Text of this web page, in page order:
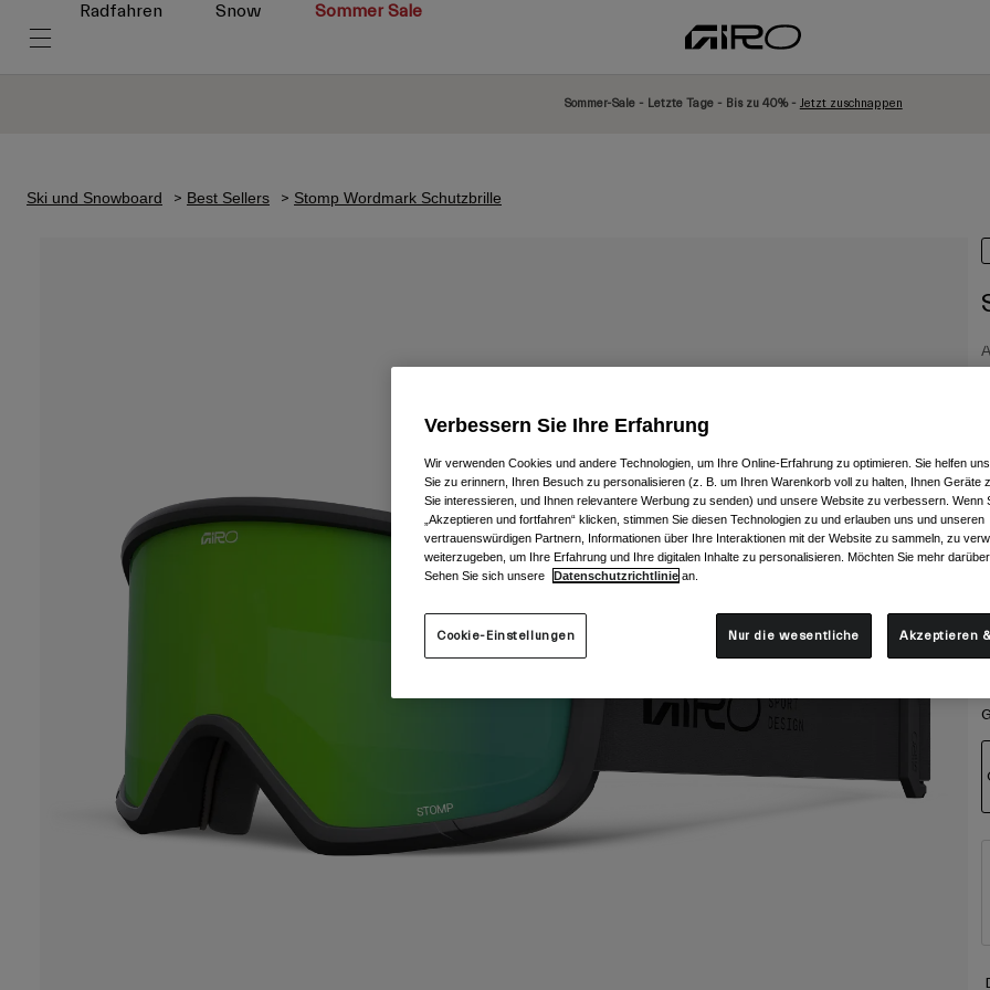
Radfahren Snow Sommer Sale
Sommer-Sale - Letzte Tage - Bis zu 40% - Jetzt zuschnappen
Ski und Snowboard Best Sellers Stomp Wordmark Schutzbrille
Verbessern Sie Ihre Erfahrung
Wir verwenden Cookies und andere Technologien, um Ihre Online-Erfahrung zu optimieren. Sie helfen
Sie zu erinnern, Ihren Besuch zu personalisieren (z. B. um Ihren Warenkorb voll zu halten, Ihnen Geräte
Sie interessieren, und Ihnen relevantere Werbung zu senden) und unsere Website zu verbessern. Wenn
„Akzeptieren und fortfahren“ klicken, stimmen Sie diesen Technologien zu und erlauben uns und unseren
vertrauenswürdigen Partnern, Informationen über Ihre Interaktionen mit der Website zu sammeln, zu
weiterzugeben, um Ihre Erfahrung und Ihre digitalen Inhalte zu personalisieren. Möchten Sie mehr
Sehen Sie sich unsere
Datenschutzrichtlinie an.
Cookie-Einstellungen Nur die wesentliche Akzeptieren